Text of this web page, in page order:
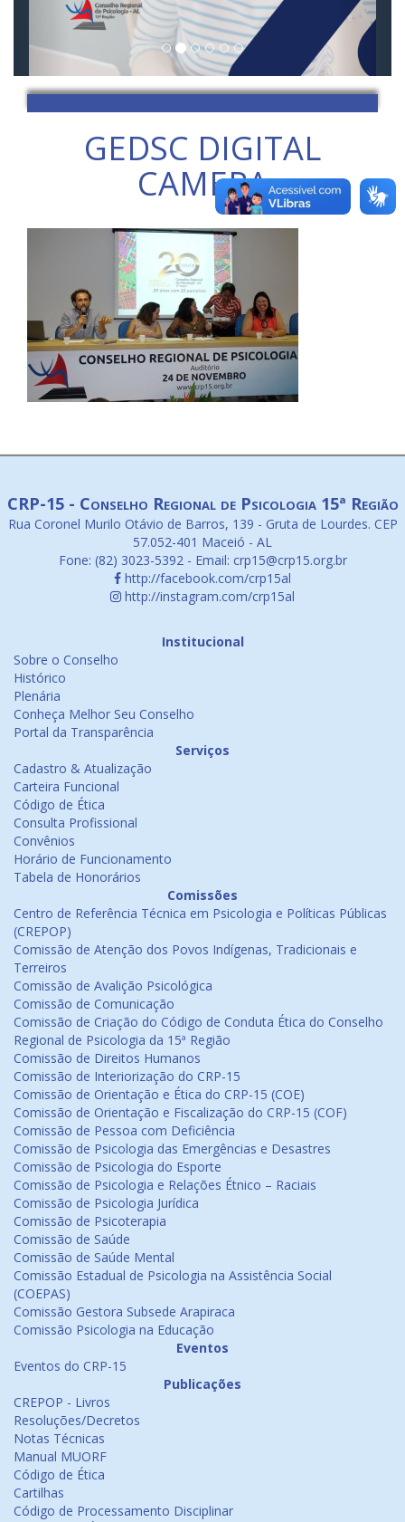
GEDSC DIGITAL
CAMERA
CRP-15 - Conselho Regional de Psicologia 15ª Região
Rua Coronel Murilo Otávio de Barros, 139 - Gruta de Lourdes. CEP
57.052-401 Maceió - AL
Fone: (82) 3023-5392 - Email: crp15@crp15.org.br
http://facebook.com/crp15al
http://instagram.com/crp15al
Institucional
Sobre o Conselho
Histórico
Plenária
Conheça Melhor Seu Conselho
Portal da Transparência
Serviços
Cadastro & Atualização
Carteira Funcional
Código de Ética
Consulta Profissional
Convênios
Horário de Funcionamento
Tabela de Honorários
Comissões
Centro de Referência Técnica em Psicologia e Políticas Públicas
(CREPOP)
Comissão de Atenção dos Povos Indígenas, Tradicionais e
Terreiros
Comissão de Avalição Psicológica
Comissão de Comunicação
Comissão de Criação do Código de Conduta Ética do Conselho
Regional de Psicologia da 15ª Região
Comissão de Direitos Humanos
Comissão de Interiorização do CRP-15
Comissão de Orientação e Ética do CRP-15 (COE)
Comissão de Orientação e Fiscalização do CRP-15 (COF)
Comissão de Pessoa com Deficiência
Comissão de Psicologia das Emergências e Desastres
Comissão de Psicologia do Esporte
Comissão de Psicologia e Relações Étnico – Raciais
Comissão de Psicologia Jurídica
Comissão de Psicoterapia
Comissão de Saúde
Comissão de Saúde Mental
Comissão Estadual de Psicologia na Assistência Social
(COEPAS)
Comissão Gestora Subsede Arapiraca
Comissão Psicologia na Educação
Eventos
Eventos do CRP-15
Publicações
CREPOP - Livros
Resoluções/Decretos
Notas Técnicas
Manual MUORF
Código de Ética
Cartilhas
Código de Processamento Disciplinar